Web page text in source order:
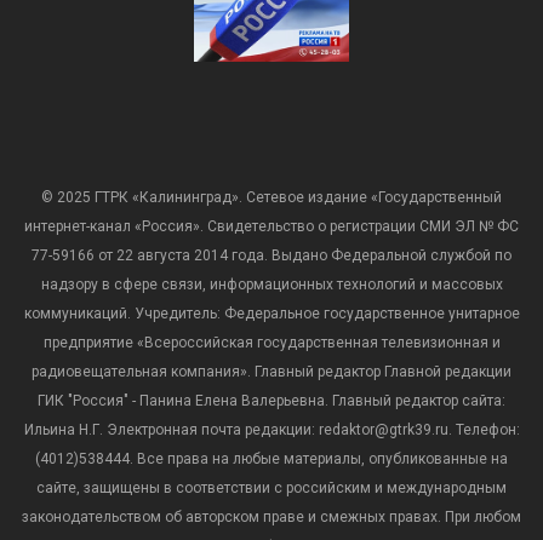
© 2025 ГТРК «Калининград». Сетевое издание «Государственный
интернет-канал «Россия». Свидетельство о регистрации СМИ ЭЛ № ФС
77-59166 от 22 августа 2014 года. Выдано Федеральной службой по
надзору в сфере связи, информационных технологий и массовых
коммуникаций. Учредитель: Федеральное государственное унитарное
предприятие «Всероссийская государственная телевизионная и
радиовещательная компания». Главный редактор Главной редакции
ГИК "Россия" - Панина Елена Валерьевна. Главный редактор сайта:
Ильина Н.Г. Электронная почта редакции: redaktor@gtrk39.ru. Телефон:
(4012)538444. Все права на любые материалы, опубликованные на
сайте, защищены в соответствии с российским и международным
законодательством об авторском праве и смежных правах. При любом